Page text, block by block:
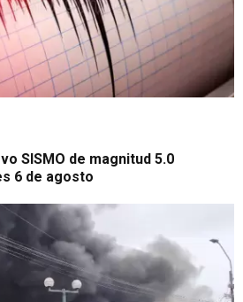
SISMO de magnitud 5.0
6 de agosto